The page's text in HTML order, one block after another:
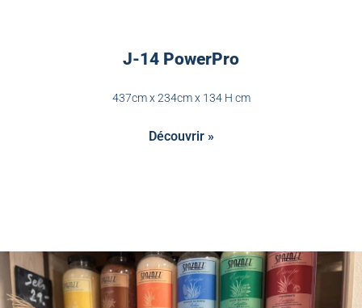
J-14 PowerPro
437cm x 234cm x 134 H cm
Découvrir »